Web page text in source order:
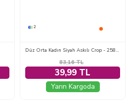
2
Düz Orta Kadın Siyah Askılı Crop - 25851
83,16TL
39,99 TL
Yarın Kargoda